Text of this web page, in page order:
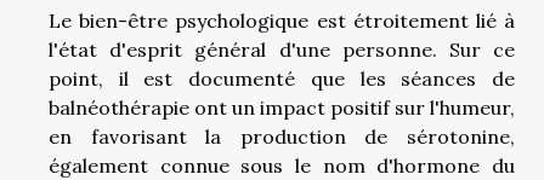
Le bien-être psychologique est étroitement lié à
l'état d'esprit général d'une personne. Sur ce
point, il est documenté que les séances de
balnéothérapie ont un impact positif sur l'humeur,
en favorisant la production de sérotonine,
également connue sous le nom d'hormone du